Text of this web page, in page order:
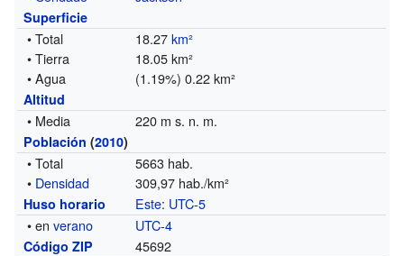
Superficie
• Total 18.27km²
• Tierra
18.05 km²
• Agua
(1.19%) 0.22 km²
Altitud
• Media 220 m s. n. m.
Población (2010)
• Total
5663 hab.
• Densidad 309,97 hab./km²
Huso horario Este: UTC-5
• enverano UTC-4
Código ZIP 45692